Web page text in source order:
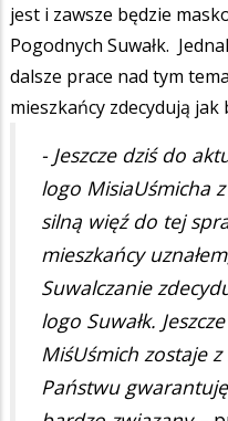
jest i zawsze będzie
Pogodnych Suwałk.
dalsze prace nad tym
mieszkańcy zdecydują jak
- Jeszcze dziś do
logo MisiaUśmicha
silną więź do tej
mieszkańcy
Suwalczanie
logo Suwałk.
MiśUśmich zostaje
Państwu